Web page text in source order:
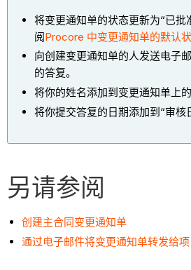
将变更通知单的状态更新为“已批
阅Procore 中变更通知单的默认状
向创建变更通知单的人发送电子
的答复。
将你的姓名添加到变更通知单上的
将你提交答复的日期添加到“审核
另请参阅
创建主合同变更通知单
通过电子邮件将变更通知单转发给